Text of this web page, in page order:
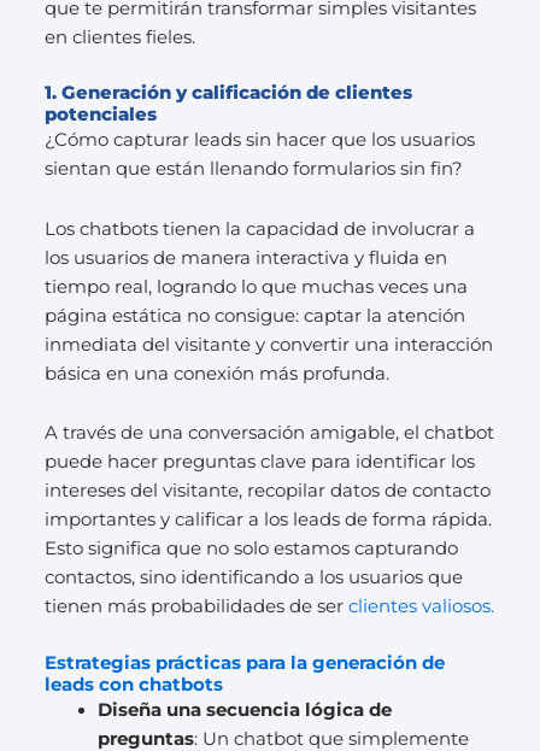
que te permitirán transformar simples visitantes
en clientes fieles.
1. Generación y calificación de clientes
potenciales
¿Cómo capturar leads sin hacer que los usuarios
sientan que están llenando formularios sin fin?
Los chatbots tienen la capacidad de involucrar a
los usuarios de manera interactiva y fluida en
tiempo real, logrando lo que muchas veces una
página estática no consigue: captar la atención
inmediata del visitante y convertir una interacción
básica en una conexión más profunda.
A través de una conversación amigable, el chatbot
puede hacer preguntas clave para identificar los
intereses del visitante, recopilar datos de contacto
importantes y calificar a los leads de forma rápida.
Esto significa que no solo estamos capturando
contactos, sino identificando a los usuarios que
tienen más probabilidades de ser clientes valiosos.
Estrategias prácticas para la generación de
leads con chatbots
Diseña una secuencia lógica de
preguntas: Un chatbot que simplemente